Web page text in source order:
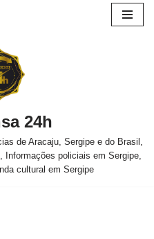
24h
de Aracaju, Sergipe e do Brasil,
Informações policiais em Sergipe,
cultural em Sergipe